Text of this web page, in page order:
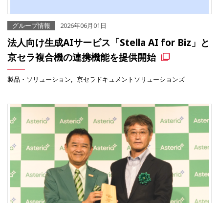
グループ情報 2026年06月01日
法人向け生成AIサービス「Stella AI for Biz」と
京セラ複合機の連携機能を提供開始
製品・ソリューション 京セラドキュメントソリューションズ